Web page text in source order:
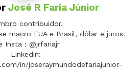
José R Faria Júnior
contribuidor.
macro EUA e Brasil, dólar e juros.
Insta : @jrfariajr
Linkedin:
in/joseraymundodefariajunior-